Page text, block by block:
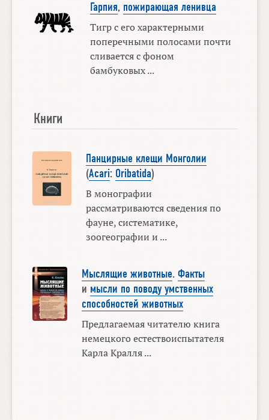
Гарпия, пожирающая ленивца
Тигр с его характерными
поперечными полосами почти
сливается с фоном
бамбуковых ...
Книги
Панцирные клещи Монголии
(Acari: Oribatida)
В монографии
рассматриваются сведения по
фауне, систематике,
зоогеографии и ...
Мыслящие животные. Факты
и мысли по поводу умственных
способностей животных
Предлагаемая читателю книга
немецкого естествоиспытателя
Карла Кралля ...